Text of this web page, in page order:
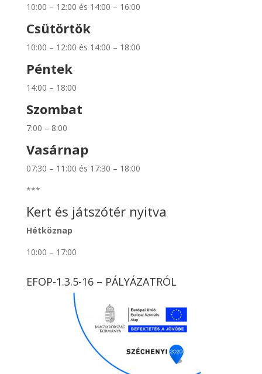
10:00 – 12:00 és 14:00 – 16:00
Csütörtök
10:00 – 12:00 és 14:00 – 18:00
Péntek
14:00 – 18:00
Szombat
7:00 – 8:00
Vasárnap
07:30 – 11:00 és 17:30 – 18:00
***
Kert és játszótér nyitva
Hétköznap
10:00 – 17:00
EFOP-1.3.5-16 – PÁLYÁZATRÓL